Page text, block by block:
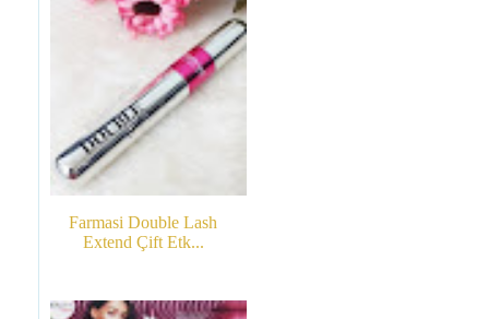
Farmasi Double Lash
Extend Çift Etk...